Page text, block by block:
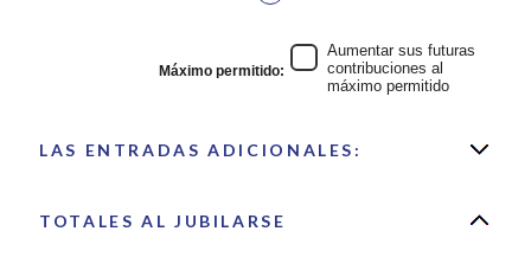
Máximo permitido:
Aumentar sus futuras
contribuciones al
máximo permitido
LAS ENTRADAS ADICIONALES:
TOTALES AL JUBILARSE